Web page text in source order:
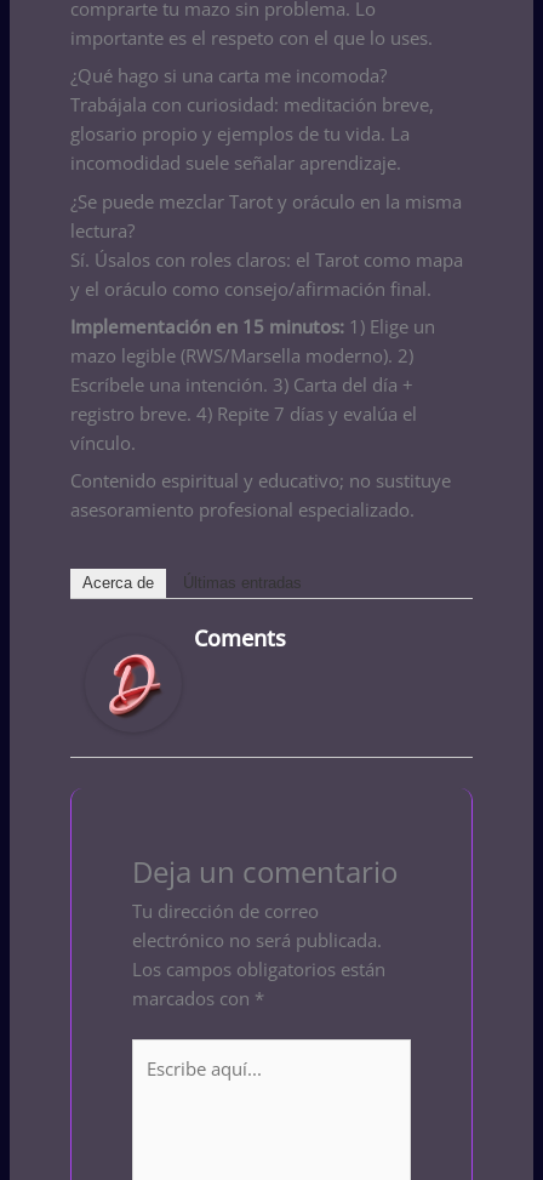
comprarte tu mazo sin problema. Lo
importante es el respeto con el que lo uses.
¿Qué hago si una carta me incomoda?
Trabájala con curiosidad: meditación breve,
glosario propio y ejemplos de tu vida. La
incomodidad suele señalar aprendizaje.
¿Se puede mezclar Tarot y oráculo en la misma
lectura?
Sí. Úsalos con roles claros: el Tarot como mapa
y el oráculo como consejo/afirmación final.
Implementación en 15 minutos:1) Elige un
mazo legible (RWS/Marsella moderno). 2)
Escríbele una intención. 3) Carta del día +
registro breve. 4) Repite 7 días y evalúa el
vínculo.
Contenido espiritual y educativo; no sustituye
asesoramiento profesional especializado.
Acerca de Últimas entradas
Coments
Deja un comentario
Tu dirección de correo
electrónico no será publicada.
Los campos obligatorios están
marcados con *
aquí...